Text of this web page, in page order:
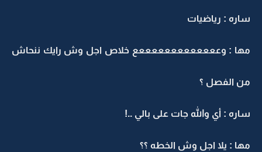
ساره : رياضيات
مها : وعععععععععععععع خلاص اجل وش رايك ننحاش
من الفصل ؟
ساره : أي والله جات على بالي ..!
مها : يلا اجل وش الخطه ؟؟